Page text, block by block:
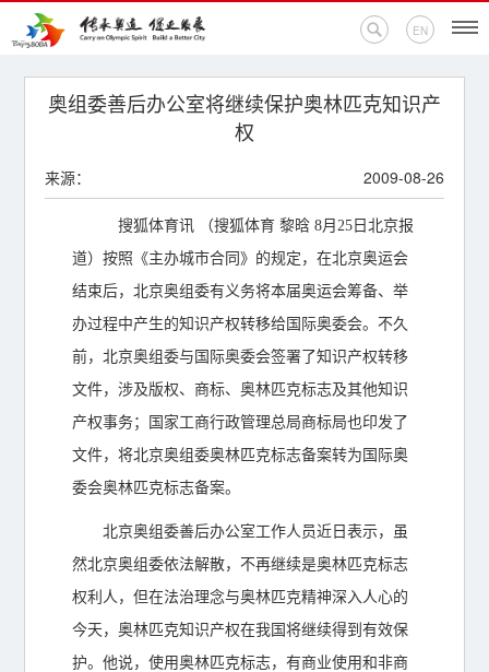
EN
首页
活动专题
奥运百科
奥促机构
奥运之家
联系我们
奥组委善后办公室将继续保护奥林匹克知识产
权
来源： 2009-08-26
搜狐体育讯 （搜狐体育 黎晗 8月25日北京报
道）按照《主办城市合同》的规定，在北京奥运会
结束后，北京奥组委有义务将本届奥运会筹备、举
办过程中产生的知识产权转移给国际奥委会。不久
前，北京奥组委与国际奥委会签署了知识产权转移
文件，涉及版权、商标、奥林匹克标志及其他知识
产权事务；国家工商行政管理总局商标局也印发了
文件，将北京奥组委奥林匹克标志备案转为国际奥
委会奥林匹克标志备案。
北京奥组委善后办公室工作人员近日表示，虽
然北京奥组委依法解散，不再继续是奥林匹克标志
权利人，但在法治理念与奥林匹克精神深入人心的
今天，奥林匹克知识产权在我国将继续得到有效保
护。他说，使用奥林匹克标志，有商业使用和非商